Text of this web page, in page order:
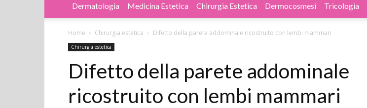
Dermatologia Medicina Estetica Chirurgia Estetica Dermocosmesi Tricologia
Home Chirurgia estetica Difetto della parete addominale ricostruito con lembi mammari
Chirurgia estetica
Difetto della parete addominale
ricostruito con lembi mammari